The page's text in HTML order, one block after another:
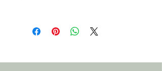
Vereinbarung in Niederbipp getestet
werden